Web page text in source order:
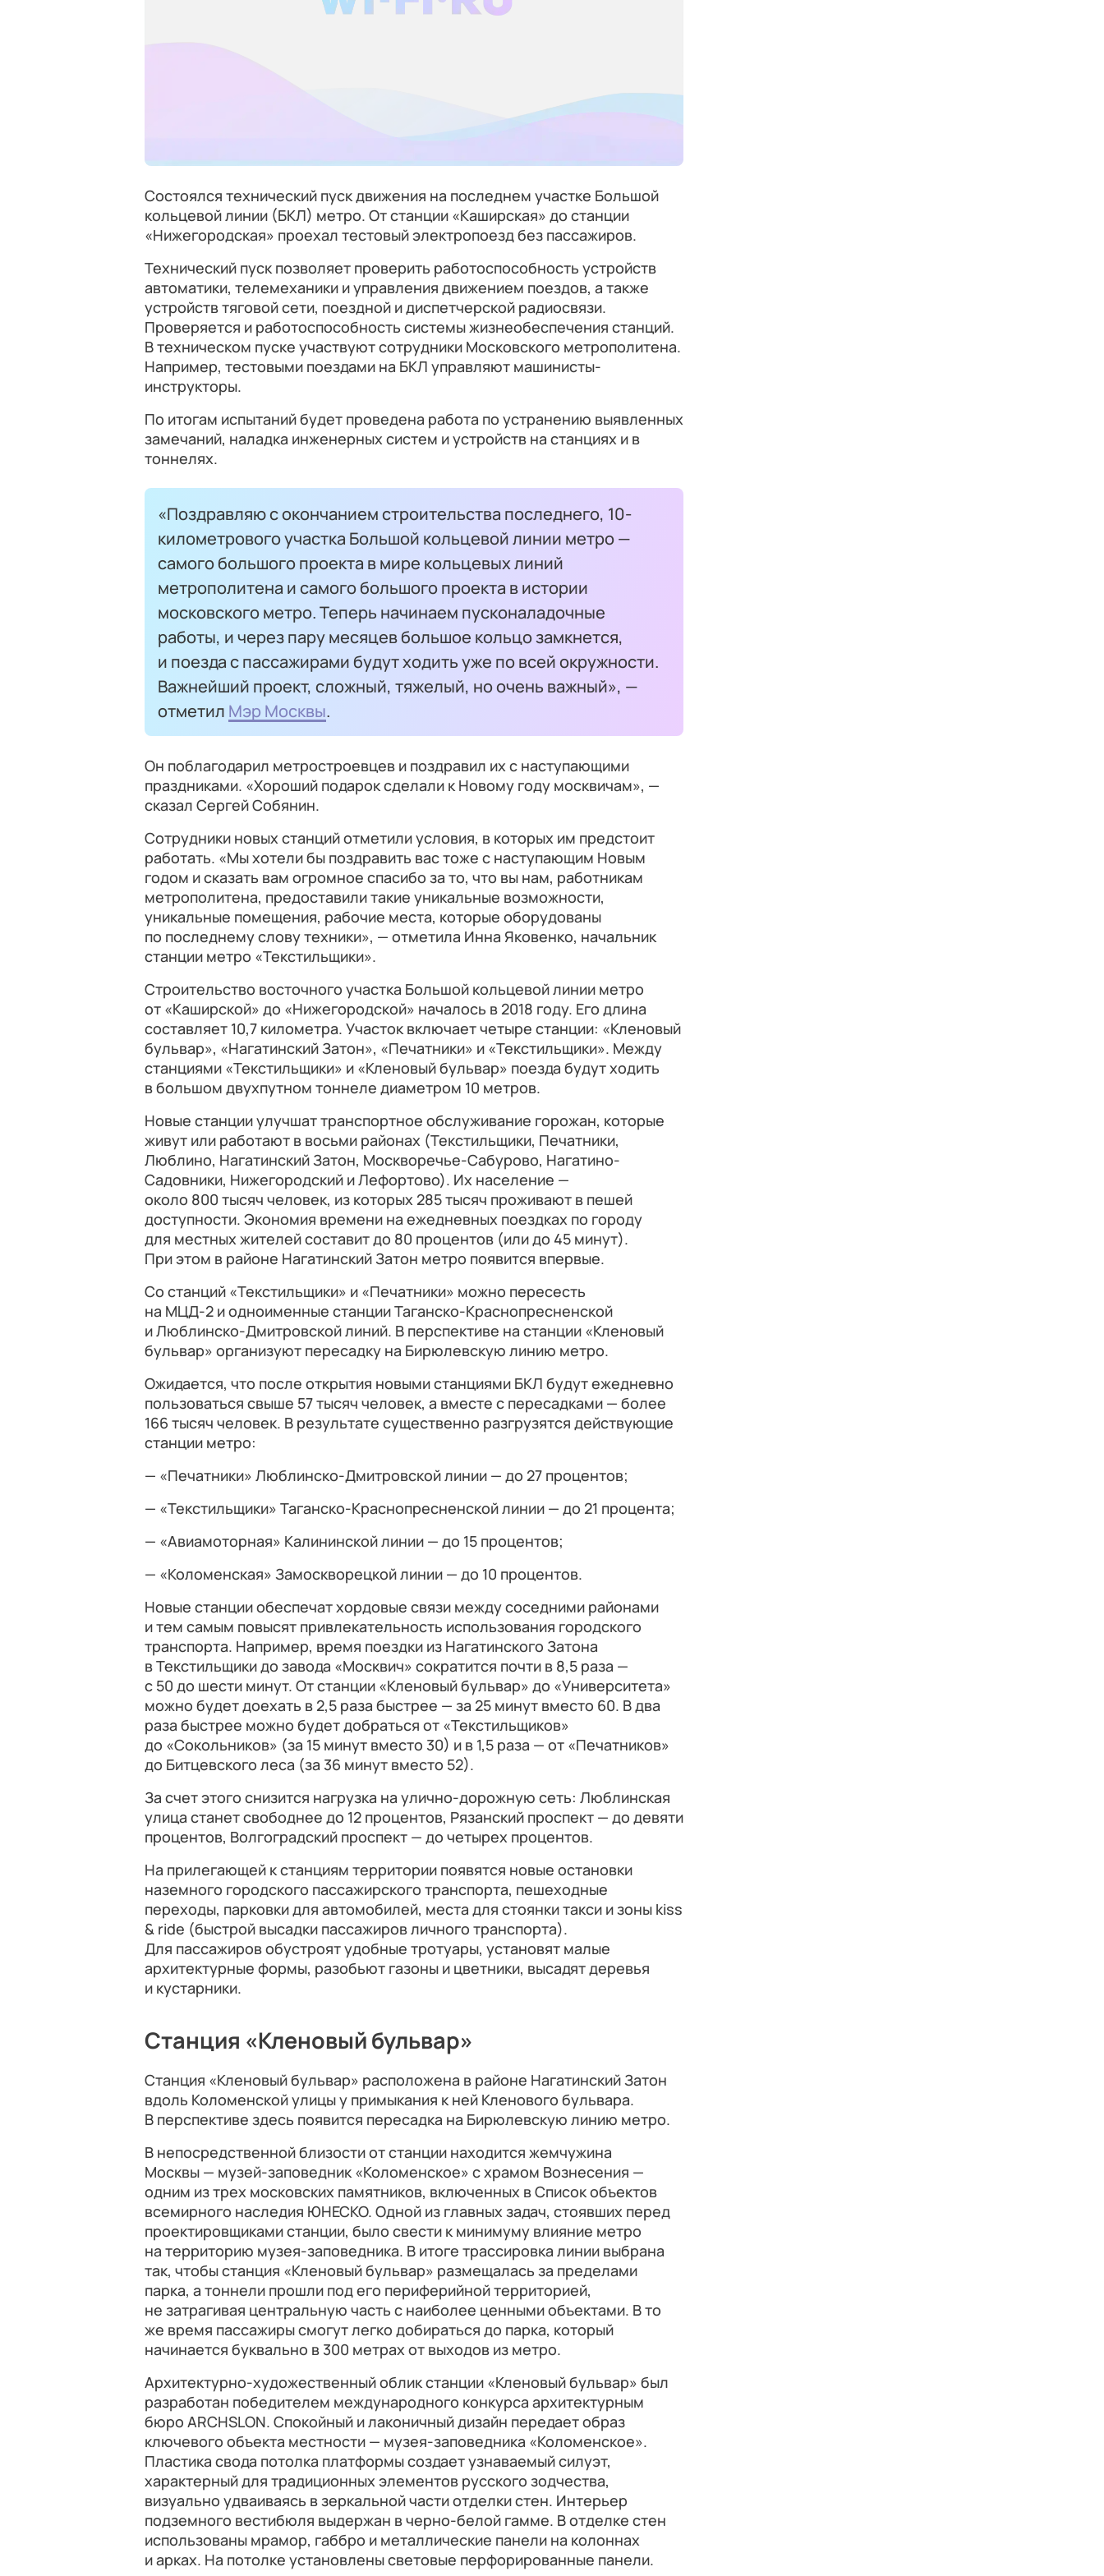
Состоялся технический пуск движения на последнем участке Большой
кольцевой линии (БКЛ) метро. От станции «Каширская» до станции
«Нижегородская» проехал тестовый электропоезд без пассажиров.
Технический пуск позволяет проверить работоспособность устройств
автоматики, телемеханики и управления движением поездов, а также
устройств тяговой сети, поездной и диспетчерской радиосвязи.
Проверяется и работоспособность системы жизнеобеспечения станций.
В техническом пуске участвуют сотрудники Московского метрополитена.
Например, тестовыми поездами на БКЛ управляют машинисты-
инструкторы.
По итогам испытаний будет проведена работа по устранению выявленных
замечаний, наладка инженерных систем и устройств на станциях и в
тоннелях.
«Поздравляю с окончанием строительства последнего, 10-
километрового участка Большой кольцевой линии метро —
самого большого проекта в мире кольцевых линий
метрополитена и самого большого проекта в истории
московского метро. Теперь начинаем пусконаладочные
работы, и через пару месяцев большое кольцо замкнется,
и поезда с пассажирами будут ходить уже по всей окружности.
Важнейший проект, сложный, тяжелый, но очень важный», —
отметил Мэр Москвы.
Он поблагодарил метростроевцев и поздравил их с наступающими
праздниками. «Хороший подарок сделали к Новому году москвичам», —
сказал Сергей Собянин.
Сотрудники новых станций отметили условия, в которых им предстоит
работать. «Мы хотели бы поздравить вас тоже с наступающим Новым
годом и сказать вам огромное спасибо за то, что вы нам, работникам
метрополитена, предоставили такие уникальные возможности,
уникальные помещения, рабочие места, которые оборудованы
по последнему слову техники», — отметила Инна Яковенко, начальник
станции метро «Текстильщики».
Строительство восточного участка Большой кольцевой линии метро
от «Каширской» до «Нижегородской» началось в 2018 году. Его длина
составляет 10,7 километра. Участок включает четыре станции: «Кленовый
бульвар», «Нагатинский Затон», «Печатники» и «Текстильщики». Между
станциями «Текстильщики» и «Кленовый бульвар» поезда будут ходить
в большом двухпутном тоннеле диаметром 10 метров.
Новые станции улучшат транспортное обслуживание горожан, которые
живут или работают в восьми районах (Текстильщики, Печатники,
Люблино, Нагатинский Затон, Москворечье-Сабурово, Нагатино-
Садовники, Нижегородский и Лефортово). Их население —
около 800 тысяч человек, из которых 285 тысяч проживают в пешей
доступности. Экономия времени на ежедневных поездках по городу
для местных жителей составит до 80 процентов (или до 45 минут).
При этом в районе Нагатинский Затон метро появится впервые.
Со станций «Текстильщики» и «Печатники» можно пересесть
на МЦД-2 и одноименные станции Таганско-Краснопресненской
и Люблинско-Дмитровской линий. В перспективе на станции «Кленовый
бульвар» организуют пересадку на Бирюлевскую линию метро.
Ожидается, что после открытия новыми станциями БКЛ будут ежедневно
пользоваться свыше 57 тысяч человек, а вместе с пересадками — более
166 тысяч человек. В результате существенно разгрузятся действующие
станции метро:
— «Печатники» Люблинско-Дмитровской линии — до 27 процентов;
— «Текстильщики» Таганско-Краснопресненской линии — до 21 процента;
— «Авиамоторная» Калининской линии — до 15 процентов;
— «Коломенская» Замоскворецкой линии — до 10 процентов.
Новые станции обеспечат хордовые связи между соседними районами
и тем самым повысят привлекательность использования городского
транспорта. Например, время поездки из Нагатинского Затона
в Текстильщики до завода «Москвич» сократится почти в 8,5 раза —
с 50 до шести минут. От станции «Кленовый бульвар» до «Университета»
можно будет доехать в 2,5 раза быстрее — за 25 минут вместо 60. В два
раза быстрее можно будет добраться от «Текстильщиков»
до «Сокольников» (за 15 минут вместо 30) и в 1,5 раза — от «Печатников»
до Битцевского леса (за 36 минут вместо 52).
За счет этого снизится нагрузка на улично-дорожную сеть: Люблинская
улица станет свободнее до 12 процентов, Рязанский проспект — до девяти
процентов, Волгоградский проспект — до четырех процентов.
На прилегающей к станциям территории появятся новые остановки
наземного городского пассажирского транспорта, пешеходные
переходы, парковки для автомобилей, места для стоянки такси и зоны kiss
& ride (быстрой высадки пассажиров личного транспорта).
Для пассажиров обустроят удобные тротуары, установят малые
архитектурные формы, разобьют газоны и цветники, высадят деревья
и кустарники.
Станция «Кленовый бульвар»
Станция «Кленовый бульвар» расположена в районе Нагатинский Затон
вдоль Коломенской улицы у примыкания к ней Кленового бульвара.
В перспективе здесь появится пересадка на Бирюлевскую линию метро.
В непосредственной близости от станции находится жемчужина
Москвы — музей-заповедник «Коломенское» с храмом Вознесения —
одним из трех московских памятников, включенных в Список объектов
всемирного наследия ЮНЕСКО. Одной из главных задач, стоявших перед
проектировщиками станции, было свести к минимуму влияние метро
на территорию музея-заповедника. В итоге трассировка линии выбрана
так, чтобы станция «Кленовый бульвар» размещалась за пределами
парка, а тоннели прошли под его периферийной территорией,
не затрагивая центральную часть с наиболее ценными объектами. В то
же время пассажиры смогут легко добираться до парка, который
начинается буквально в 300 метрах от выходов из метро.
Архитектурно-художественный облик станции «Кленовый бульвар» был
разработан победителем международного конкурса архитектурным
бюро ARCHSLON. Спокойный и лаконичный дизайн передает образ
ключевого объекта местности — музея-заповедника «Коломенское».
Пластика свода потолка платформы создает узнаваемый силуэт,
характерный для традиционных элементов русского зодчества,
визуально удваиваясь в зеркальной части отделки стен. Интерьер
подземного вестибюля выдержан в черно-белой гамме. В отделке стен
использованы мрамор, габбро и металлические панели на колоннах
и арках. На потолке установлены световые перфорированные панели.